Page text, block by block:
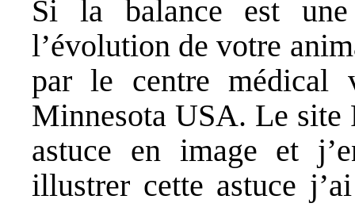
Si la balance est
l’évolution de votre
par le centre médical
Minnesota USA. Le site
astuce en image et
illustrer cette astuce